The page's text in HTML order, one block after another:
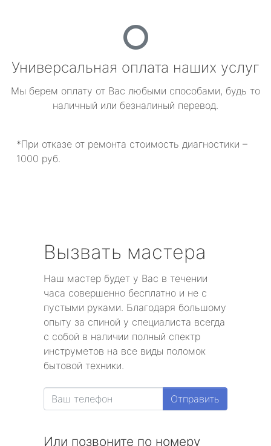
Универсальная оплата наших услуг
Мы берем оплату от Вас любыми способами, будь то
наличный или безналиный перевод.
*При отказе от ремонта стоимость диагностики –
1000 руб.
Вызвать мастера
Наш мастер будет у Вас в течении
часа совершенно бесплатно и не с
пустыми руками. Благодаря большому
опыту за спиной у специалиста всегда
с собой в наличии полный спектр
инструметов на все виды поломок
бытовой техники.
Отправить
Или позвоните по номеру